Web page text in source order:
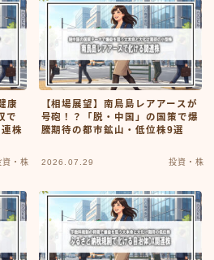
グ
康
で
株
資・株
【相場展望】南鳥島レアアースが
号砲！？「脱・中国」の国策で爆
騰期待の都市鉱山・低位株9選
2026.07.29 投資・株